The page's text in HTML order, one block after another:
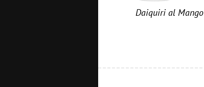
Daiquiri al Mango